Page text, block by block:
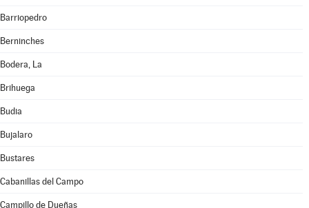
Barriopedro
Berninches
Bodera, La
Brihuega
Budia
Bujalaro
Bustares
Cabanillas del Campo
Campillo de Dueñas